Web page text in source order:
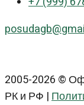
2005-2026 ©
РК и РФ |